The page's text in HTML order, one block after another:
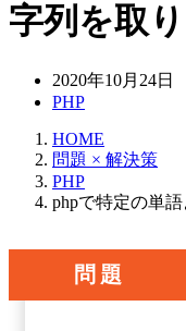
字列を取
2020年10月24日
PHP
HOME
問題 × 解決策
PHP
phpで特定の単
問題